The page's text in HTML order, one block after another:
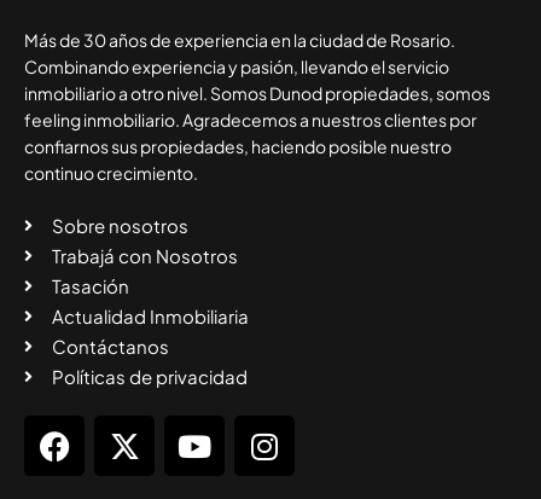
Más de 30 años de experiencia en la ciudad de Rosario.
Combinando experiencia y pasión, llevando el servicio
inmobiliario a otro nivel. Somos Dunod propiedades, somos
feeling inmobiliario. Agradecemos a nuestros clientes por
confiarnos sus propiedades, haciendo posible nuestro
continuo crecimiento.
Sobre nosotros
Trabajá con Nosotros
Tasación
Actualidad Inmobiliaria
Contáctanos
Políticas de privacidad